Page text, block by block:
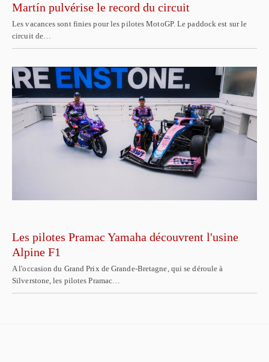
Martín pulvérise le record du circuit
Les vacances sont finies pour les pilotes MotoGP. Le paddock est sur le
circuit de…
Les pilotes Pramac Yamaha découvrent l'usine
Alpine F1
A l'occasion du Grand Prix de Grande-Bretagne, qui se déroule à
Silverstone, les pilotes Pramac…